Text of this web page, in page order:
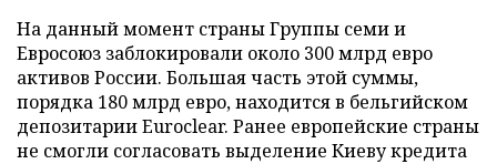
На данный момент страны Группы семи и
Евросоюз заблокировали около 300 млрд евро
активов России. Большая часть этой суммы,
порядка 180 млрд евро, находится в бельгийском
депозитарии Euroclear. Ранее европейские страны
не смогли согласовать выделение Киеву кредита